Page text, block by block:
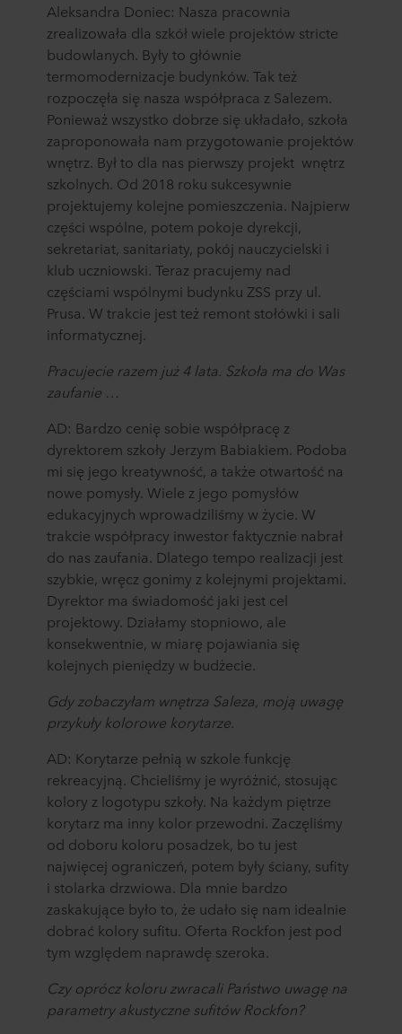
Aleksandra Doniec: Nasza pracownia
zrealizowała dla szkół wiele projektów stricte
budowlanych. Były to głównie
termomodernizacje budynków. Tak też
rozpoczęła się nasza współpraca z Salezem.
Ponieważ wszystko dobrze się układało, szkoła
zaproponowała nam przygotowanie projektów
wnętrz. Był to dla nas pierwszy projekt wnętrz
szkolnych. Od 2018 roku sukcesywnie
projektujemy kolejne pomieszczenia. Najpierw
części wspólne, potem pokoje dyrekcji,
sekretariat, sanitariaty, pokój nauczycielski i
klub uczniowski. Teraz pracujemy nad
częściami wspólnymi budynku ZSS przy ul.
Prusa. W trakcie jest też remont stołówki i sali
informatycznej.
Pracujecie razem już 4 lata. Szkoła ma do Was
zaufanie …
AD: Bardzo cenię sobie współpracę z
dyrektorem szkoły Jerzym Babiakiem. Podoba
mi się jego kreatywność, a także otwartość na
nowe pomysły. Wiele z jego pomysłów
edukacyjnych wprowadziliśmy w życie. W
trakcie współpracy inwestor faktycznie nabrał
do nas zaufania. Dlatego tempo realizacji jest
szybkie, wręcz gonimy z kolejnymi projektami.
Dyrektor ma świadomość jaki jest cel
projektowy. Działamy stopniowo, ale
konsekwentnie, w miarę pojawiania się
kolejnych pieniędzy w budżecie.
Gdy zobaczyłam wnętrza Saleza, moją uwagę
przykuły kolorowe korytarze.
AD: Korytarze pełnią w szkole funkcję
rekreacyjną. Chcieliśmy je wyróżnić, stosując
kolory z logotypu szkoły. Na każdym piętrze
korytarz ma inny kolor przewodni. Zaczęliśmy
od doboru koloru posadzek, bo tu jest
najwięcej ograniczeń, potem były ściany, sufity
i stolarka drzwiowa. Dla mnie bardzo
zaskakujące było to, że udało się nam idealnie
dobrać kolory sufitu. Oferta Rockfon jest pod
tym względem naprawdę szeroka.
Czy oprócz koloru zwracali Państwo uwagę na
parametry akustyczne sufitów Rockfon?